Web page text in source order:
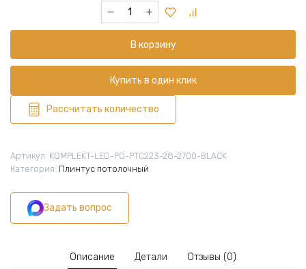
Количество
товара
теневой
профиль
алюминиевый
48
х
11
2700
мм,
матовым
рассеивателем
для
подсветки
потолка,
В корзину
Купить в один клик
Рассчитать количество
Артикул: KOMPLEKT-LED-PO-PTC223-28-2700-BLACK
Категория: Плинтус потолочный
Задать вопрос
Описание Детали Отзывы (0)